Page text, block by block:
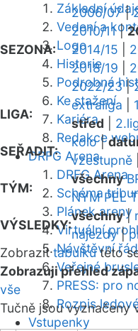
Základní
Vedení a
Logo
Historie
Podrobná
Ke stažení
Kariéra
Redakce
DRFG Arena
DRFG Arena
Schéma
Plánek areny
Virtuální
Návštěvní řád
Veřejné
PRESS: pro
Rozpis
Vstupenky
SEZONA:
2006/07|
2010/11|
2014/15
2018/19
2022/23|
LIGA:
extraliga
střed
SEŘADIT:
kolo|
vzestupně
TÝM:
všechny
NYM PEL
VÝSLEDKY:
všechny|
nájezdy|
Zobrazittabulkutéto
Zobrazuji přehled
vše
Tučně jsou vyznačeny